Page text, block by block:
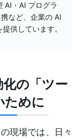
AI・AI プログラ
など、企業の AI
供しています。
の「ツー
ために
現場では、日々